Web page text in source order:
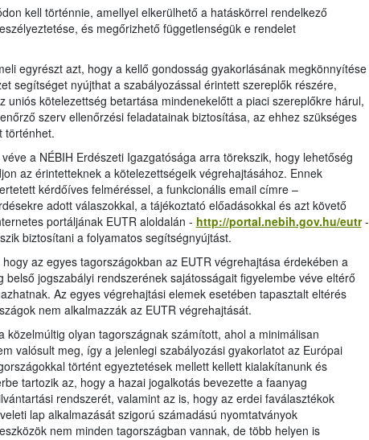
kell történnie, amellyel elkerülhető a hatáskörrel rendelkező
és megőrizhető függetlenségük e rendelet
egyrészt azt, hogy a kellő gondosság gyakorlásának megkönnyítése
segítséget nyújthat a szabályozással érintett szereplők részére,
uniós kötelezettség betartása mindenekelőtt a piaci szereplőkre hárul,
szerv ellenőrzési feladatainak biztosítása, az ehhez szükséges
történhet.
a NÉBIH Erdészeti Igazgatósága arra törekszik, hogy lehetőség
az érintetteknek a kötelezettségeik végrehajtásához. Ennek
kérdőíves felméréssel, a funkcionális email címre –
adott válaszokkal, a tájékoztató előadásokkal és azt követő
portáljának EUTR aloldalán - http://portal.nebih.gov.hu/eutr-
biztosítani a folyamatos segítségnyújtást.
az egyes tagországokban az EUTR végrehajtása érdekében a
belső jogszabályi rendszerének sajátosságait figyelembe véve eltérő
Az egyes végrehajtási elemek esetében tapasztalt eltérés
nem alkalmazzák az EUTR végrehajtását.
közelmúltig olyan tagországnak számított, ahol a minimálisan
valósult meg, így a jelenlegi szabályozási gyakorlatot az Európai
történt egyeztetések mellett kellett kialakítanunk és
tartozik az, hogy a hazai jogalkotás bevezette a faanyag
rendszerét, valamint az is, hogy az erdei faválasztékok
lap alkalmazását szigorú számadású nyomtatványok
nem minden tagországban vannak, de több helyen is